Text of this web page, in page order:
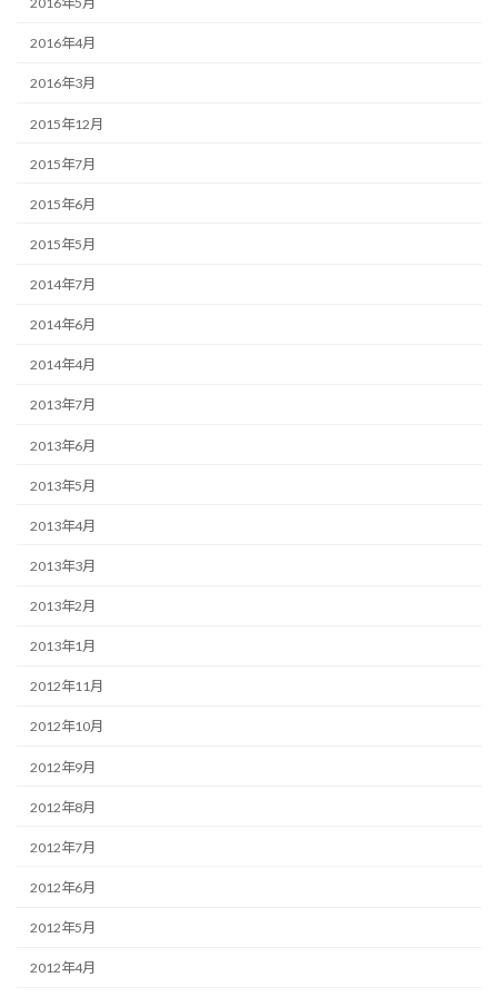
2016年4月
2016年3月
2015年12月
2015年7月
2015年6月
2015年5月
2014年7月
2014年6月
2014年4月
2013年7月
2013年6月
2013年5月
2013年4月
2013年3月
2013年2月
2013年1月
2012年11月
2012年10月
2012年9月
2012年8月
2012年7月
2012年6月
2012年5月
2012年4月